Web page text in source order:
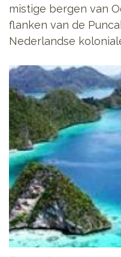
mistige bergen van
flanken van de
Nederlandse